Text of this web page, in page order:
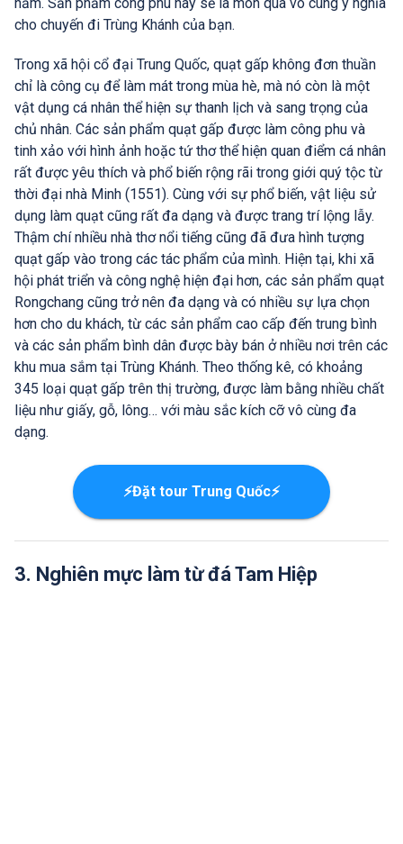
năm. Sản phẩm công phu này sẽ là món quà vô cùng ý nghĩa
cho chuyến đi Trùng Khánh của bạn.
Trong xã hội cổ đại Trung Quốc, quạt gấp không đơn thuần
chỉ là công cụ để làm mát trong mùa hè, mà nó còn là một
vật dụng cá nhân thể hiện sự thanh lịch và sang trọng của
chủ nhân. Các sản phẩm quạt gấp được làm công phu và
tinh xảo với hình ảnh hoặc tứ thơ thể hiện quan điểm cá nhân
rất được yêu thích và phổ biến rộng rãi trong giới quý tộc từ
thời đại nhà Minh (1551). Cùng với sự phổ biến, vật liệu sử
dụng làm quạt cũng rất đa dạng và được trang trí lộng lẫy.
Thậm chí nhiều nhà thơ nổi tiếng cũng đã đưa hình tượng
quạt gấp vào trong các tác phẩm của mình. Hiện tại, khi xã
hội phát triển và công nghệ hiện đại hơn, các sản phẩm quạt
Rongchang cũng trở nên đa dạng và có nhiều sự lựa chọn
hơn cho du khách, từ các sản phẩm cao cấp đến trung bình
và các sản phẩm bình dân được bày bán ở nhiều nơi trên các
khu mua sắm tại Trùng Khánh. Theo thống kê, có khoảng
345 loại quạt gấp trên thị trường, được làm bằng nhiều chất
liệu như giấy, gỗ, lông… với màu sắc kích cỡ vô cùng đa
dạng.
⚡Đặt tour Trung Quốc⚡
3. Nghiên mực làm từ đá Tam Hiệp